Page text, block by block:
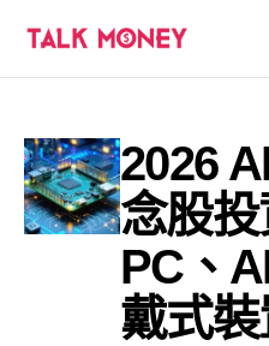
證券商評價
2026
念股
PC、
戴式